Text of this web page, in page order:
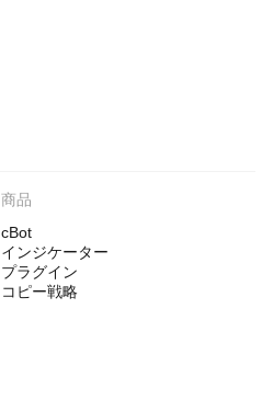
商品
cBot
インジケーター
プラグイン
コピー戦略